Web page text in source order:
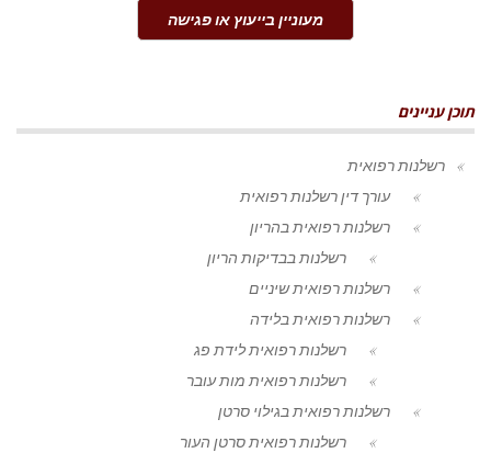
מעוניין בייעוץ או פגישה
תוכן עניינים
רשלנות רפואית
עורך דין רשלנות רפואית
רשלנות רפואית בהריון
רשלנות בבדיקות הריון
רשלנות רפואית שיניים
רשלנות רפואית בלידה
רשלנות רפואית לידת פג
רשלנות רפואית מות עובר
רשלנות רפואית בגילוי סרטן
רשלנות רפואית סרטן העור